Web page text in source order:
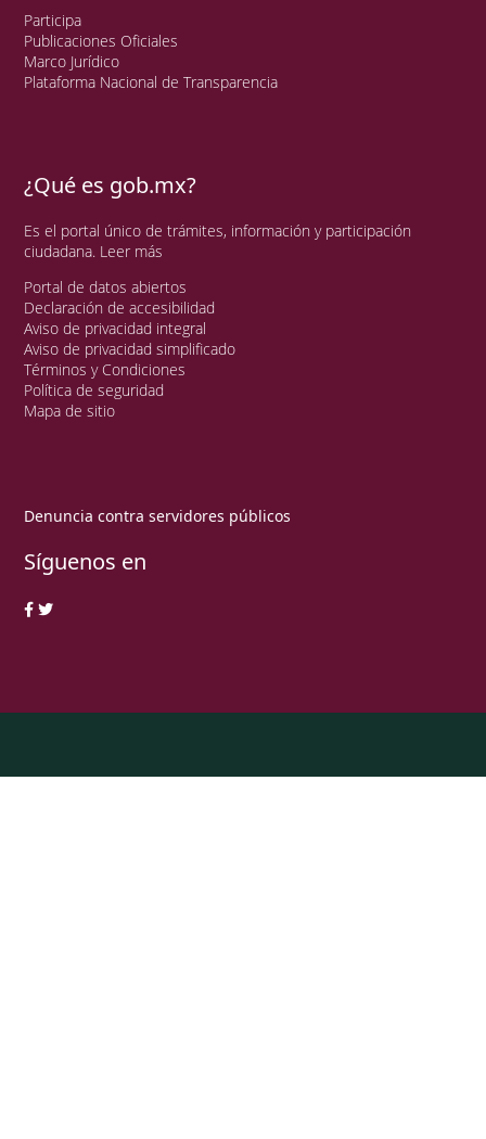
Participa
Publicaciones Oficiales
Marco Jurídico
Plataforma Nacional de Transparencia
¿Qué es gob.mx?
Es el portal único de trámites, información y participación
ciudadana. Leer más
Portal de datos abiertos
Declaración de accesibilidad
Aviso de privacidad integral
Aviso de privacidad simplificado
Términos y Condiciones
Política de seguridad
Mapa de sitio
Denuncia contra servidores públicos
Síguenos en